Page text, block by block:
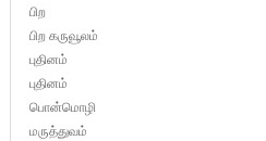
பிற
பிற கருவூலம்
புதினம்
புதினம்
பொன்மொழி
மருத்துவம்